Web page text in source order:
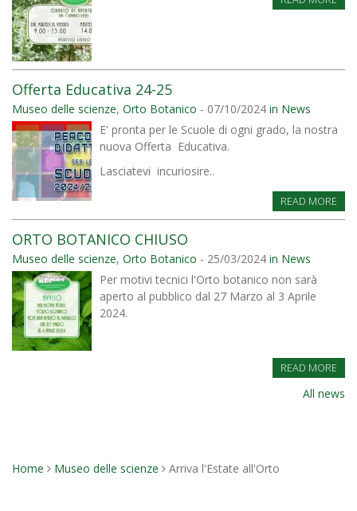
Offerta Educativa 24-25
Museo delle scienze, Orto Botanico - 07/10/2024 in News
E' pronta per le Scuole di ogni grado, la nostra
nuova Offerta Educativa.
Lasciatevi incuriosire..
READ MORE
ORTO BOTANICO CHIUSO
Museo delle scienze, Orto Botanico - 25/03/2024 in News
Per motivi tecnici l'Orto botanico non sarà
aperto al pubblico dal 27 Marzo al 3 Aprile
2024.
READ MORE
All news
Home Museo delle scienze Arriva l'Estate all'Orto